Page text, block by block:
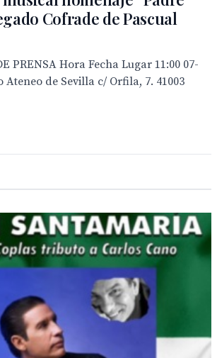
Cofrade de Pascual
PRENSA Hora Fecha Lugar 11:00 07-
Ateneo de Sevilla c/ Orfila, 7. 41003